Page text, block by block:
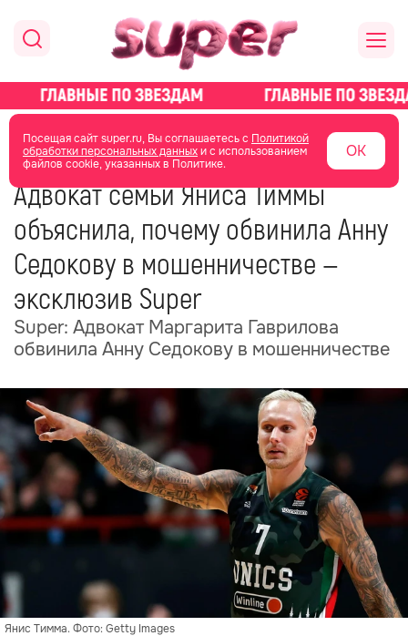
Посещая сайт super.ru, Вы соглашаетесь с Политикой
обработки персональных данныхи с использованием
файлов cookie, указанных в Политике.
ОК
главная новости о звездах новости
22 ноября 2025 09:50
Адвокат семьи Яниса Тиммы
объяснила, почему обвинила Анну
Седокову в мошенничестве —
эксклюзив Super
Super: Адвокат Маргарита Гаврилова
обвинила Анну Седокову в мошенничестве
Янис Тимма. Фото: Getty Images